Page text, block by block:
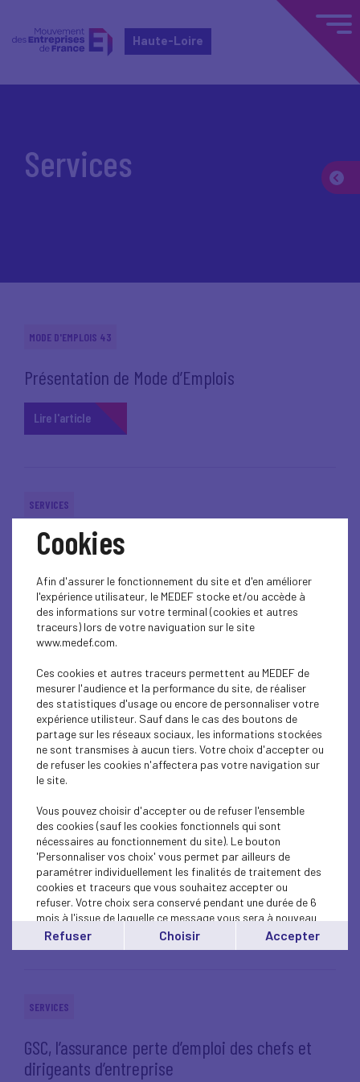
Haute-Loire
Services
MODE D'EMPLOIS 43
Présentation de Mode d’Emplois
Lire l'article
SERVICES
Mode d’Emplois 43
Lire l'article
SERVICES
Contre-visites médicales patronales
Lire l'article
SERVICES
Service juridique
Lire l'article
SERVICES
GSC, l’assurance perte d’emploi des chefs et
dirigeants d’entreprise
Cookies
Afin d'assurer le fonctionnement du site et d'en améliorer
l'expérience utilisateur, le MEDEF stocke et/ou accède à
des informations sur votre terminal (cookies et autres
traceurs) lors de votre naviguation sur le site
www.medef.com.
Ces cookies et autres traceurs permettent au MEDEF de
mesurer l'audience et la performance du site, de réaliser
des statistiques d'usage ou encore de personnaliser votre
expérience utilisteur. Sauf dans le cas des boutons de
partage sur les réseaux sociaux, les informations stockées
ne sont transmises à aucun tiers. Votre choix d'accepter ou
de refuser les cookies n'affectera pas votre navigation sur
le site.
Vous pouvez choisir d'accepter ou de refuser l'ensemble
des cookies (sauf les cookies fonctionnels qui sont
nécessaires au fonctionnement du site). Le bouton
'Personnaliser vos choix' vous permet par ailleurs de
paramétrer individuellement les finalités de traitement des
cookies et traceurs que vous souhaitez accepter ou
refuser. Votre choix sera conservé pendant une durée de 6
mois à l'issue de laquelle ce message vous sera à nouveau
affiché..
Vous pouvez modifier votre choix à tout moment en
Refuser Choisir Accepter